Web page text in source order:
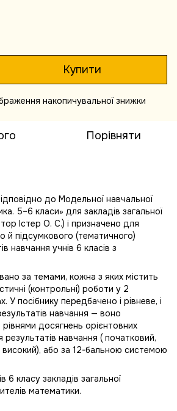
Купити
накопичувальної знижки
Порівняти
до Модельної навчальної
5–6 класи» для закладів загальної
Істер О. С.) і призначено для
й підсумкового (тематичного)
навчання учнів 6 класів з
за темами, кожна з яких містить
(контрольні) роботи у 2
У посібнику передбачено і рівневе, і
навчання — воно
досягнень орієнтовних
результатів навчання ( початковий,
високий), або за 12-бальною системою
6 класу закладів загальної
математики.